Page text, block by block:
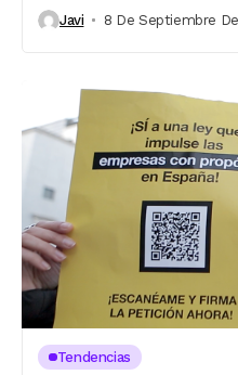
Javi 8 De Septiembre
Tendencias